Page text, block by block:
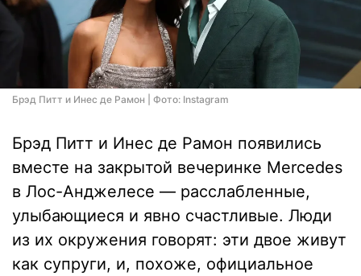
Брэд Питт и Инес де Рамон | Фото: Instagram
Брэд Питт и Инес де Рамон появились
вместе на закрытой вечеринке Mercedes
в Лос-Анджелесе — расслабленные,
улыбающиеся и явно счастливые. Люди
из их окружения говорят: эти двое живут
как супруги, и, похоже, официальное